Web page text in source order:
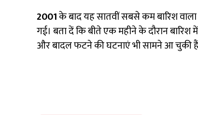
2001के बाद यह सातवीं सबसे कम बारिश
गई। बता दें कि बीते एक महीने के दौरान
और बादल फटने की घटनाएं भी सामने आ चुकी